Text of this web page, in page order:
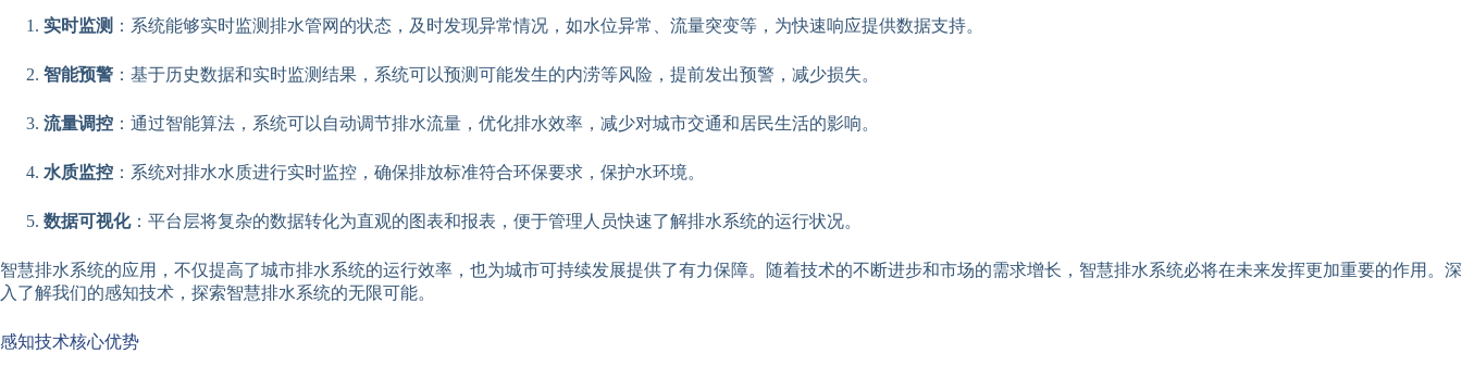
实时监测 ：系统能够实时监测排水管网的状态，及时发现异常情况，如水位异常、流量突变等，为快速响应提供数据支持。
智能预警 ：基于历史数据和实时监测结果，系统可以预测可能发生的内涝等风险，提前发出预警，减少损失。
流量调控 ：通过智能算法，系统可以自动调节排水流量，优化排水效率，减少对城市交通和居民生活的影响。
水质监控 ：系统对排水水质进行实时监控，确保排放标准符合环保要求，保护水环境。
数据可视化：平台层将复杂的数据转化为直观的图表和报表，便于管理人员快速了解排水系统的运行状况。
智慧排水系统的应用，不仅提高了城市排水系统的运行效率，也为城市可持续发展提供了有力保障。随着技术的不断进步和市场的需求增长，智慧排水系统必将在未来发挥更加重要的作用。深
入了解我们的感知技术，探索智慧排水系统的无限可能。
感知技术核心优势